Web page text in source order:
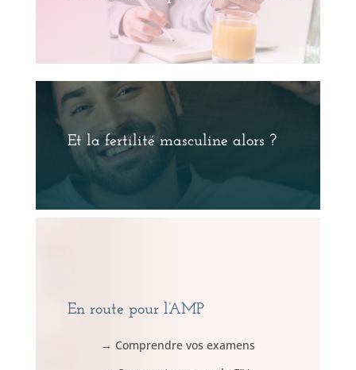
Et la fertilité masculine alors ?
En route pour l’AMP
→ Comprendre vos examens